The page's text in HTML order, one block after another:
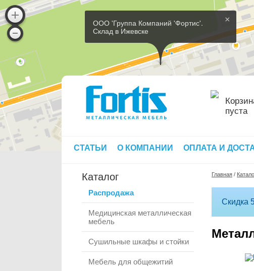
×
ООО 'Группа Компаний 'Фортис'.
Склад в Ижевске
пуста
СТАТЬИ О КОМПАНИИ ОПЛАТА И
Каталог
Распродажа
Медицинская металлическая
мебель
Сушильные шкафы и стойки
Мебель для общежитий
Главная /
Скидка